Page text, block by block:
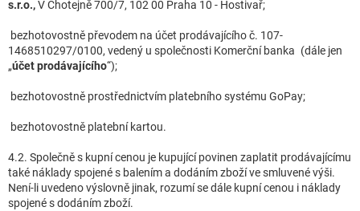
s.r.o.,V Chotejně 700/7, 102 00 Praha 10 - Hostivař;
bezhotovostně převodem na účet prodávajícího č. 107-
1468510297/0100, vedený u společnosti Komerční banka (dále jen
„účet prodávajícího“);
bezhotovostně prostřednictvím platebního systému GoPay;
bezhotovostně platební kartou.
4.2. Společně s kupní cenou je kupující povinen zaplatit prodávajícímu
také náklady spojené s balením a dodáním zboží ve smluvené výši.
Není-li uvedeno výslovně jinak, rozumí se dále kupní cenou i náklady
spojené s dodáním zboží.